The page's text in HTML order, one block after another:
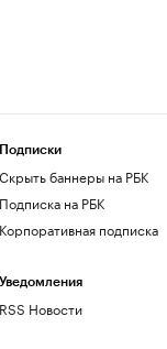
Подписки
Скрыть баннеры на РБК
Подписка на РБК
Корпоративная подписка
Уведомления
RSS Новости